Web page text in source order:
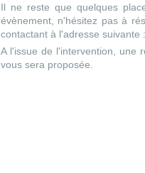
Il ne reste que quelques
évènement, n'hésitez pas à
contactant à l'adresse suivante
A l'issue de l'intervention, une
vous sera proposée.